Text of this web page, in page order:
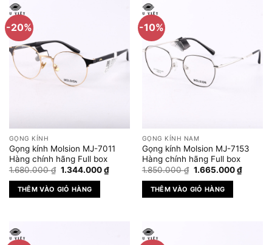
-20%
GỌNG KÍNH
Gọng kính Molsion MJ-7011
Hàng chính hãng Full box
1.680.000₫ Giá
là:
1.680.000 ₫.
1.344.000₫Giá
hiện
1.344.000 ₫.
THÊM VÀO GIỎ HÀNG
-10%
GỌNG KÍNH NAM
Gọng kính Molsion MJ-7153
Hàng chính hãng Full box
1.850.000₫ Giá
là:
1.850.000 ₫.
1.665.000₫Giá
hiện
THÊM VÀO GIỎ HÀNG